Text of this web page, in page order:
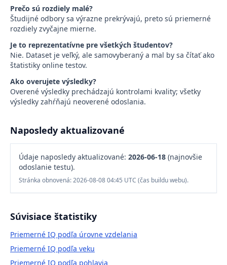
Prečo sú rozdiely malé?
Študijné odbory sa výrazne prekrývajú, preto sú priemerné
rozdiely zvyčajne mierne.
Je to reprezentatívne pre všetkých študentov?
Nie. Dataset je veľký, ale samovyberaný a mal by sa čítať ako
štatistiky online testov.
Ako overujete výsledky?
Overené výsledky prechádzajú kontrolami kvality; všetky
výsledky zahŕňajú neoverené odoslania.
Naposledy aktualizované
Údaje naposledy aktualizované: 2026-06-18 (najnovšie
odoslanie testu).
Stránka obnovená: 2026-08-08 04:45 UTC (čas buildu webu).
Súvisiace štatistiky
Priemerné IQ podľa úrovne vzdelania
Priemerné IQ podľa veku
Priemerné IQ podľa pohlavia